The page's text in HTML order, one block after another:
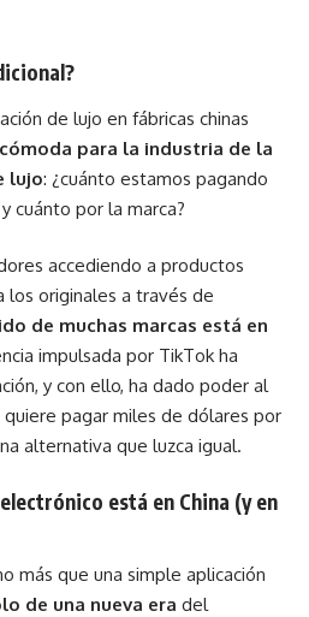
de lujo en fábricas chinas
para la industria de la
lujo: ¿cuánto estamos pagando
cuánto por la marca?
accediendo a productos
los originales a través de
de muchas marcas está en
impulsada por TikTok ha
y con ello, ha dado poder al
pagar miles de dólares por
alternativa que luzca igual.
está en China (y en
más que una simple aplicación
de una nueva era del